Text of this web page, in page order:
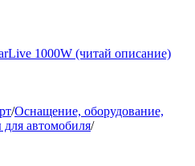
1000W (читай описание)
/Оснащение, оборудование,
автомобиля/